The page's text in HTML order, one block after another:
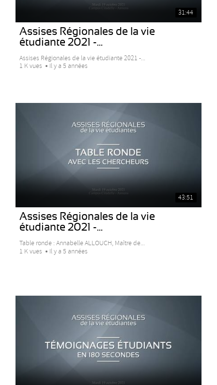
31:44
Assises Régionales de la vie
étudiante 2021 -...
Assises Régionales de la vie étudiante 2021 -...
1 K vues
Il y a 5 années
43:51
Assises Régionales de la vie
étudiante 2021 -...
Table ronde : Annabelle ALLOUCH, Maître de...
1 K vues
Il y a 5 années